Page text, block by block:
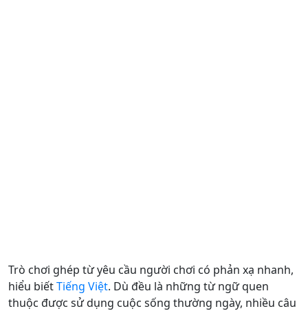
Trò chơi ghép từ yêu cầu người chơi có phản xạ nhanh,
hiểu biếtTiếng Việt. Dù đều là những từ ngữ quen
thuộc được sử dụng cuộc sống thường ngày, nhiều câu